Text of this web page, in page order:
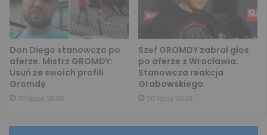
Don Diego stanowczo po
aferze. Mistrz GROMDY:
Usuń ze swoich profili
Gromdę
30 lipca 2026
Szef GROMDY zabrał głos
po aferze z Wrocławia.
Stanowcza reakcja
Grabowskiego
30 lipca 2026